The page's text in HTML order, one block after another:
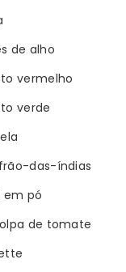
de alho
vermelho
verde
das-índias
em pó
de tomate